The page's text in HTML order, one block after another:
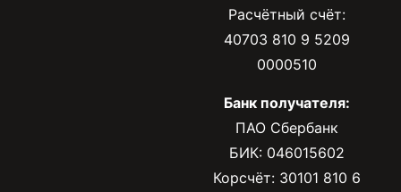
Расчётный счёт:
40703 810 9 5209
0000510
Банк получателя:
ПАО Сбербанк
БИК: 046015602
Корсчёт: 30101 810 6